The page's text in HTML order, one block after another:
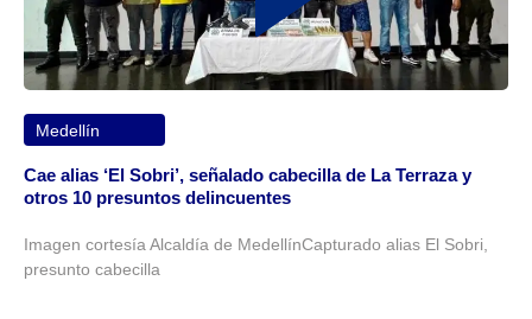
Medellín
Cae alias ‘El Sobri’, señalado cabecilla de La Terraza y
otros 10 presuntos delincuentes
Imagen cortesía Alcaldía de MedellínCapturado alias El Sobri,
presunto cabecilla